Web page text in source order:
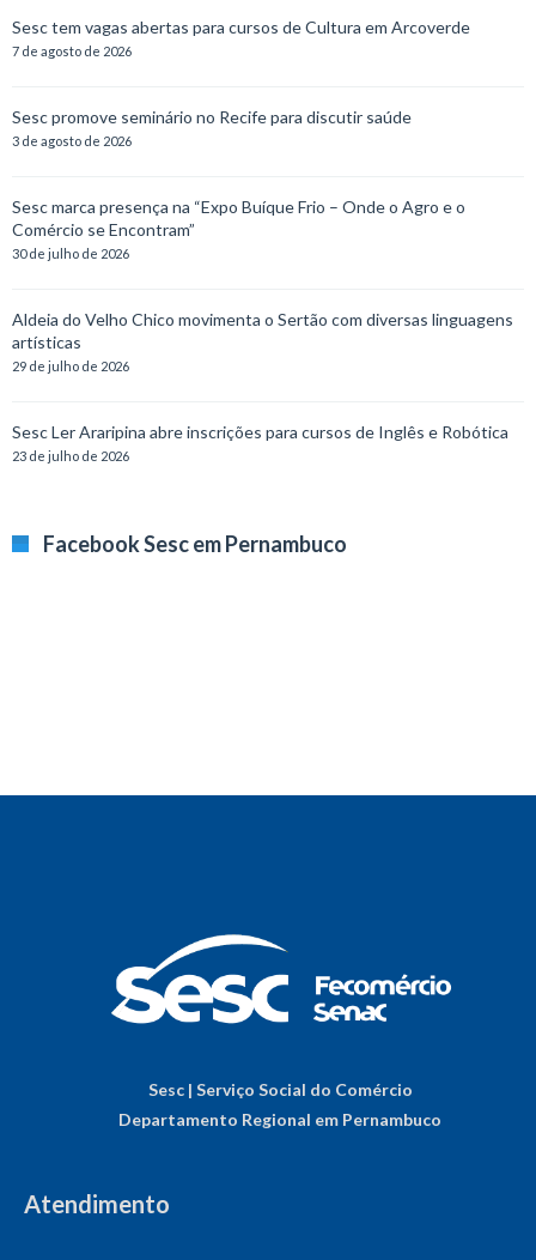
Sesc tem vagas abertas para cursos de Cultura em Arcoverde
7 de agosto de 2026
Sesc promove seminário no Recife para discutir saúde
3 de agosto de 2026
Sesc marca presença na “Expo Buíque Frio – Onde o Agro e o
Comércio se Encontram”
30 de julho de 2026
Aldeia do Velho Chico movimenta o Sertão com diversas linguagens
artísticas
29 de julho de 2026
Sesc Ler Araripina abre inscrições para cursos de Inglês e Robótica
23 de julho de 2026
Facebook Sesc em Pernambuco
Sesc | Serviço Social do Comércio
Departamento Regional em Pernambuco
Atendimento